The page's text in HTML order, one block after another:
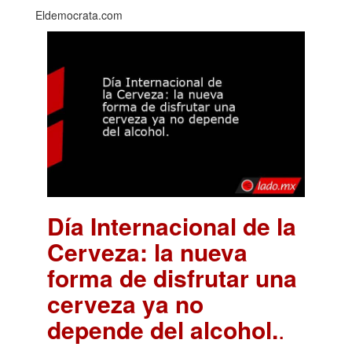
Eldemocrata.com
Día Internacional de la
Cerveza: la nueva
forma de disfrutar una
cerveza ya no
depende del alcohol..